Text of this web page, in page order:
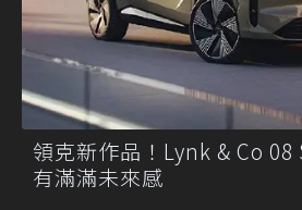
領克新作品！Lynk & Co 08
有滿滿未來感